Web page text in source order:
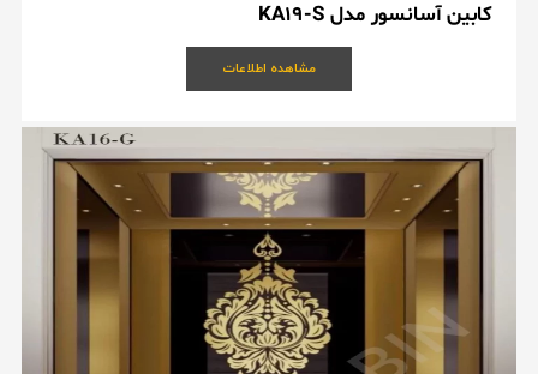
کابین آسانسور مدل KA19-S
مشاهده اطلاعات